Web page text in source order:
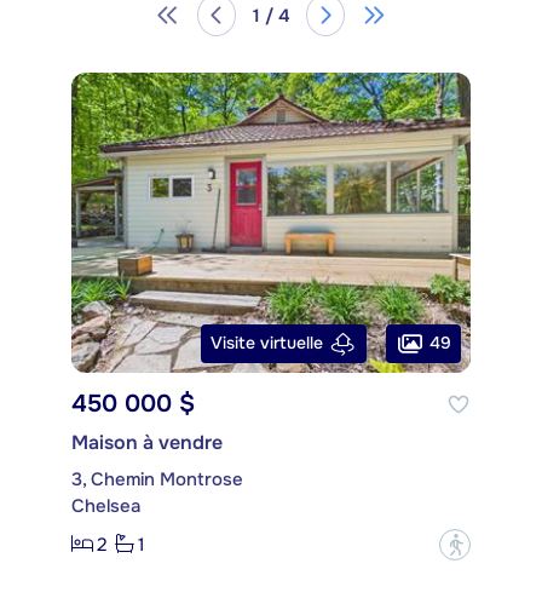
1 / 4
Visite virtuelle 49
450 000 $
Maison à vendre
3, Chemin Montrose
Chelsea
2
1 ?